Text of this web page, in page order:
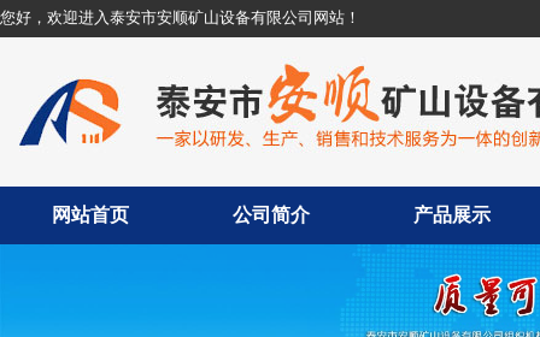
您好，欢迎进入泰安市安顺矿山设备有限公司网站！
网站首页 公司简介 产品展示